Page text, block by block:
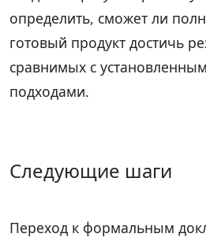
определить, сможет ли
готовый продукт достичь
сравнимых с
подходами.
Следующие шаги
Переход к формальным